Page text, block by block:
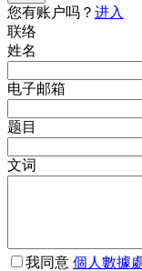
您有账户吗？ 进入
联络
姓名
电子邮箱
题目
文词
我同意 個人數據